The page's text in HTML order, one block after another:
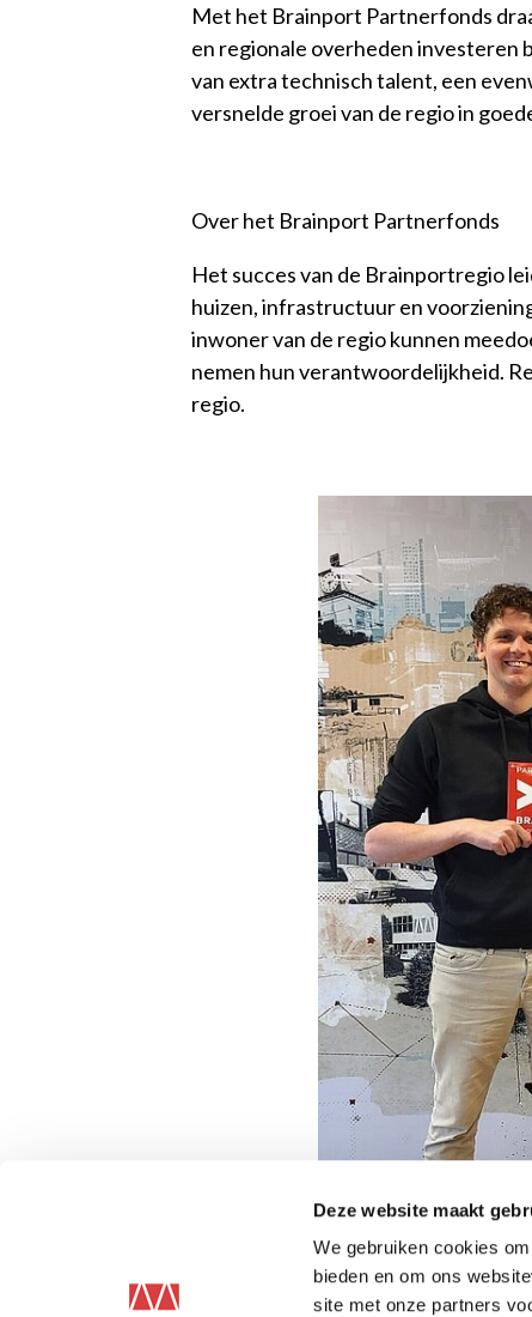
Deze website maakt
We gebruiken cookies
bieden en om ons
site met onze partners
Met het Brainport Partnerfonds
en regionale overheden investeren
van extra technisch talent, een
versnelde groei van de regio in
Over het Brainport Partnerfonds
Het succes van de Brainportregio
huizen, infrastructuur en
inwoner van de regio kunnen
nemen hun verantwoordelijkheid.
regio.